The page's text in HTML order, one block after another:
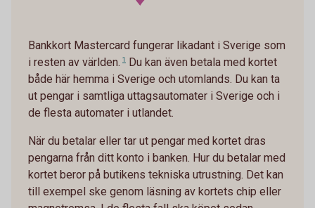
Bankkort Mastercard fungerar likadant i Sverige som
i resten av världen.
1
Du kan även betala med kortet
både här hemma i Sverige och utomlands. Du kan ta
ut pengar i samtliga uttagsautomater i Sverige och i
de flesta automater i utlandet.
När du betalar eller tar ut pengar med kortet dras
pengarna från ditt konto i banken. Hur du betalar med
kortet beror på butikens tekniska utrustning. Det kan
till exempel ske genom läsning av kortets chip eller